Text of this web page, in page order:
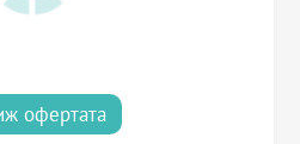
офертата